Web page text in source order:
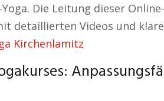
Die Leitung dieser
detaillierten Videos und
Kirchenlamitz